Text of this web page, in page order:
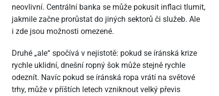
neovlivní. Centrální banka se může pokusit inflaci tlumit,
jakmile začne prorůstat do jiných sektorů či služeb. Ale
i zde jsou možnosti omezené.
Druhé „ale“ spočívá v nejistotě: pokud se íránská krize
rychle uklidní, dnešní ropný šok může stejně rychle
odeznít. Navíc pokud se íránská ropa vrátí na světové
trhy, může v příštích letech vzniknout velký převis